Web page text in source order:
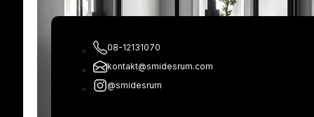
08-12131070
kontakt@smidesrum.com
@smidesrum